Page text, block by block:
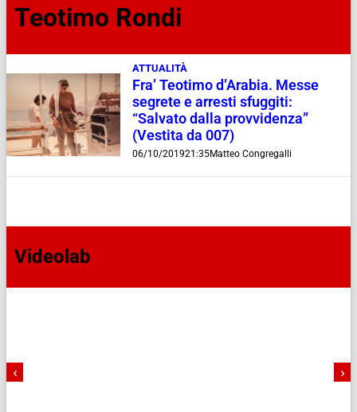
Teotimo Rondi
ATTUALITÀ
Fra’ Teotimo d’Arabia. Messe
segrete e arresti sfuggiti:
“Salvato dalla provvidenza”
(Vestita da 007)
06/10/201921:35Matteo Congregalli
Videolab
‹ ›